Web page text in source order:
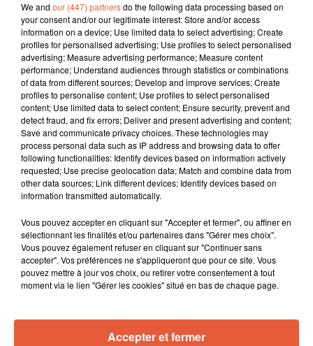
We and our (447) partnersdo the following data processing based on
your consent and/or our legitimate interest: Store and/or access
information on a device; Use limited data to select advertising; Create
profiles for personalised advertising; Use profiles to select personalised
advertising; Measure advertising performance; Measure content
performance; Understand audiences through statistics or combinations
of data from different sources; Develop and improve services; Create
profiles to personalise content; Use profiles to select personalised
content; Use limited data to select content; Ensure security, prevent and
detect fraud, and fix errors; Deliver and present advertising and content;
Save and communicate privacy choices. These technologies may
process personal data such as IP address and browsing data to offer
following functionalities: Identify devices based on information actively
requested; Use precise geolocation data; Match and combine data from
other data sources; Link different devices; Identify devices based on
information transmitted automatically.
Vous pouvez accepter en cliquant sur "Accepter et fermer", ou affiner en
sélectionnant les finalités et/ou partenaires dans "Gérer mes choix".
Vous pouvez également refuser en cliquant sur "Continuer sans
accepter". Vos préférences ne s'appliqueront que pour ce site. Vous
pouvez mettre à jour vos choix, ou retirer votre consentement à tout
moment via le lien "Gérer les cookies" situé en bas de chaque page.
Accepter et fermer